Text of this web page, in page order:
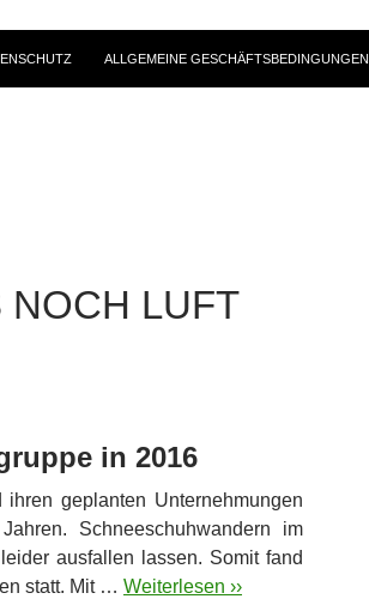
ALLGEMEINE GESCHÄFTSBEDINGUNGEN
LUFT N
in 2016
geplanten Unternehmungen
Schneeschuhwandern im
ausfallen lassen. Somit fand
statt. Mit … Weiterlesen ››